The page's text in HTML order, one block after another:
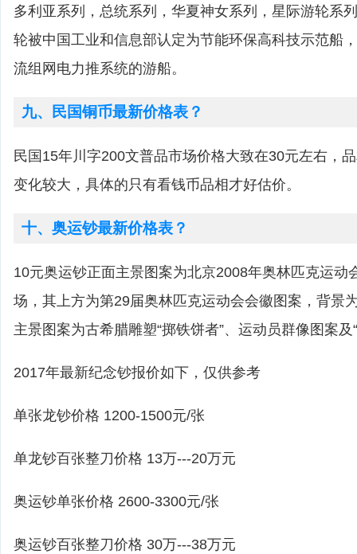
多利亚系列，总统系列，华夏神女系列，星际游轮系
轮被中国工业和信息部认定为节能环保高科技示范船
流组网电力推系统的游船。
九、民国铜币最新价格表？
民国15年川字200文普品市场价格大致在30元左右，
变化较大，具体的只有看钱币品相才好估价。
十、奥运钞最新价格表？
10元奥运钞正面主景图案为北京2008年奥林匹克运
场，其上方为第29届奥林匹克运动会会徽图案，背景
主景图案为古希腊雕塑“掷铁饼者”、运动员群像图案及
2017年最新纪念钞报价如下，仅供参考
单张龙钞价格 1200-1500元/张
单龙钞百张整刀价格 13万---20万元
奥运钞单张价格 2600-3300元/张
奥运钞百张整刀价格 30万---38万元